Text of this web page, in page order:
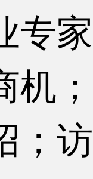
专
机
；